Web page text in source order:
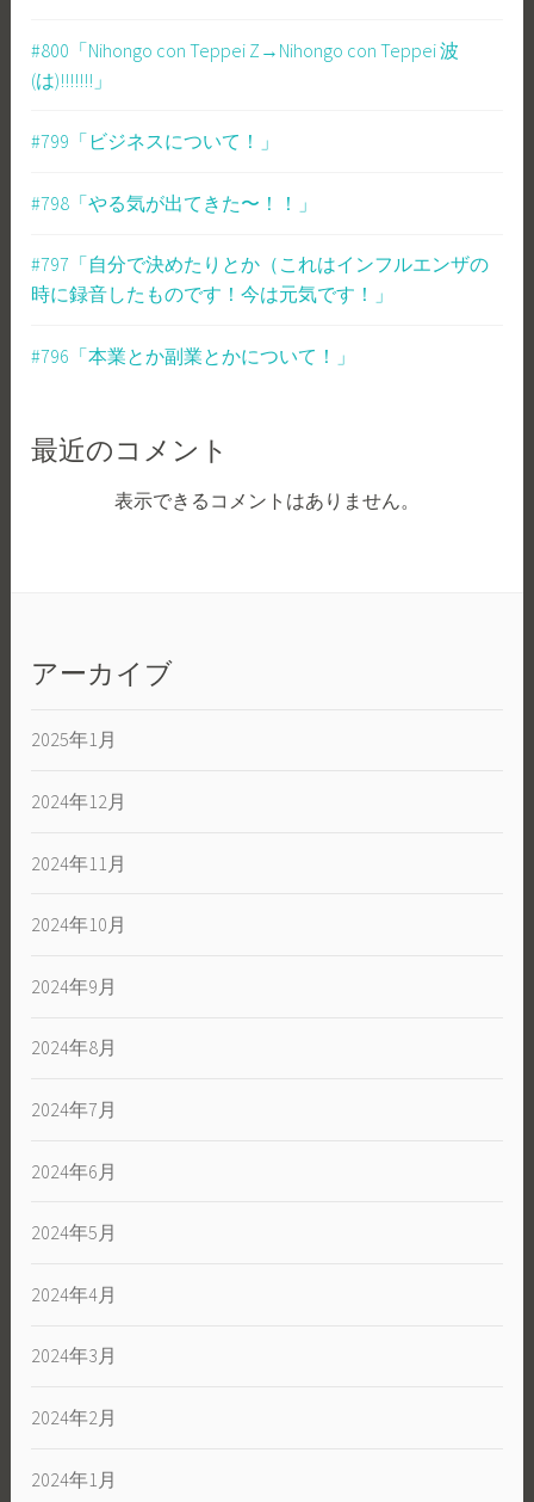
#800「Nihongo con Teppei Z→Nihongo con Teppei 波
(は)!!!!!!!」
#799「ビジネスについて！」
#798「やる気が出てきた〜！！」
#797「自分で決めたりとか（これはインフルエンザの
時に録音したものです！今は元気です！」
#796「本業とか副業とかについて！」
最近のコメント
表示できるコメントはありません。
アーカイブ
2025年1月
2024年12月
2024年11月
2024年10月
2024年9月
2024年8月
2024年7月
2024年6月
2024年5月
2024年4月
2024年3月
2024年2月
2024年1月